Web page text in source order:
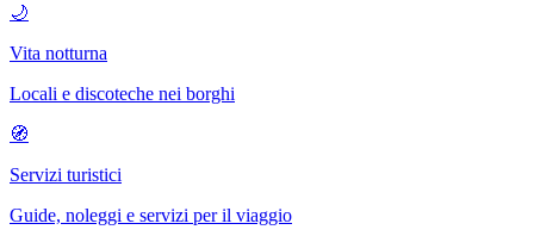
🌙
Vita notturna
Locali e discoteche nei borghi
🧭
Servizi turistici
Guide, noleggi e servizi per il viaggio